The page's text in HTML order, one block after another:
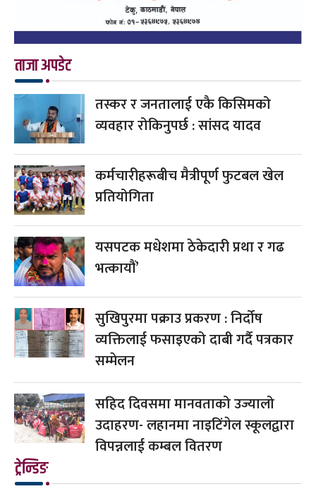
ताजा अपडेट
तस्कर र जनतालाई एकै किसिमको
व्यवहार रोकिनुपर्छ : सांसद यादव
कर्मचारीहरूबीच मैत्रीपूर्ण फुटबल खेल
प्रतियोगिता
यसपटक मधेशमा ठेकेदारी प्रथा र गढ
भत्कायौं’
सुखिपुरमा पक्राउ प्रकरण : निर्दोष
व्यक्तिलाई फसाइएको दाबी गर्दै पत्रकार
सम्मेलन
सहिद दिवसमा मानवताको उज्यालो
उदाहरण- लहानमा नाइटिंगेल स्कूलद्वारा
विपन्नलाई कम्बल वितरण
ट्रेन्डिङ